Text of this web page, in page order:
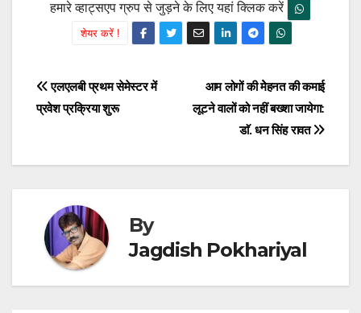
हमारे व्हाट्सएप ग्रुप से जुड़ने के लिए यहां क्लिक करें
शेयर करें !
Post
navigation
आम लोगों की मेेहनत की कमाई
लूटने वालों को नहीं बख्शा जायेगा:
डाॅ. धन सिंह रावत
एलएलबी प्रथम सेमेस्टर में
प्रवेश प्रक्रिया शुरू
By
Jagdish Pokhariyal